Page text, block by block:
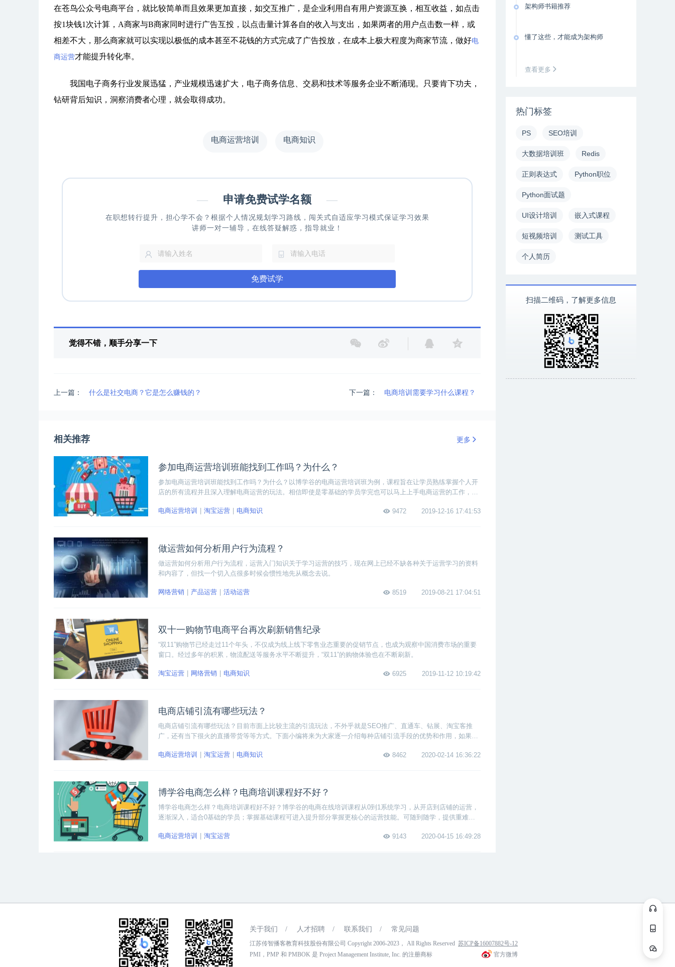
在苍鸟公众号电商平台，就比较简单而且效果更加直接，如交互推广，是企业利用自有用户资源互换，相互收益，如点击
按1块钱1次计算，A商家与B商家同时进行广告互投，以点击量计算各自的收入与支出，如果两者的用户点击数一样，或
相差不大，那么商家就可以实现以极低的成本甚至不花钱的方式完成了广告投放，在成本上极大程度为商家节流，做好电
商运营才能提升转化率。
我国电子商务行业发展迅猛，产业规模迅速扩大，电子商务信息、交易和技术等服务企业不断涌现。只要肯下功夫，
钻研背后知识，洞察消费者心理，就会取得成功。
电商运营培训 电商知识
— 申请免费试学名额 —
在职想转行提升，担心学不会？根据个人情况规划学习路线，闯关式自适应学习模式保证学习效果
讲师一对一辅导，在线答疑解惑，指导就业！
免费试学
觉得不错，顺手分享一下
上一篇： 什么是社交电商？它是怎么赚钱的？ 下一篇： 电商培训需要学习什么课程？
相关推荐 更多
参加电商运营培训班能找到工作吗？为什么？
参加电商运营培训班能找到工作吗？为什么？以博学谷的电商运营培训班为例，课程旨在让学员熟练掌握个人开
店的所有流程并且深入理解电商运营的玩法。相信即使是零基础的学员学完也可以马上上手电商运营的工作，因
9472
2019-12-16 17:41:53
电商运营培训 淘宝运营 电商知识
做运营如何分析用户行为流程？
做运营如何分析用户行为流程，运营入门知识关于学习运营的技巧，现在网上已经不缺各种关于运营学习的资料
和内容了，但找一个切入点很多时候会惯性地先从概念去说。
8519 2019-08-21 17:04:51
网络营销 产品运营 活动运营
双十一购物节电商平台再次刷新销售纪录
“双11”购物节已经走过11个年头，不仅成为线上线下零售业态重要的促销节点，也成为观察中国消费市场的重要
窗口。经过多年的积累，物流配送等服务水平不断提升，“双11”的购物体验也在不断刷新。
6925 2019-11-12 10:19:42
淘宝运营 网络营销 电商知识
电商店铺引流有哪些玩法？
电商店铺引流有哪些玩法？目前市面上比较主流的引流玩法，不外乎就是SEO推广、直通车、钻展、淘宝客推
广，还有当下很火的直播带货等等方式。下面小编将来为大家逐一介绍每种店铺引流手段的优势和作用，如果有
8462
2020-02-14 16:36:22
电商运营培训 淘宝运营 电商知识
博学谷电商怎么样？电商培训课程好不好？
博学谷电商怎么样？电商培训课程好不好？博学谷的电商在线培训课程从0到1系统学习，从开店到店铺的运营，
逐渐深入，适合0基础的学员；掌握基础课程可进入提升部分掌握更核心的运营技能。可随到随学，提供重难点
9143
2020-04-15 16:49:28
电商运营培训 淘宝运营
架构师书籍推荐
懂了这些，才能成为架构师
查看更多
热门标签
PS SEO培训
大数据培训班 Redis
正则表达式 Python职位
Python面试题
UI设计培训 嵌入式课程
短视频培训 测试工具
个人简历
扫描二维码，了解更多信息
关于我们 / 人才招聘 / 联系我们 / 常见问题
江苏传智播客教育科技股份有限公司 Copyright 2006-2023， All Rights Reserved 苏ICP备16007882号-12
PMI，PMP 和 PMBOK 是 Project Management Institute, Inc. 的注册商标
官方微博